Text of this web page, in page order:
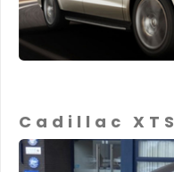
Cadillac XTS